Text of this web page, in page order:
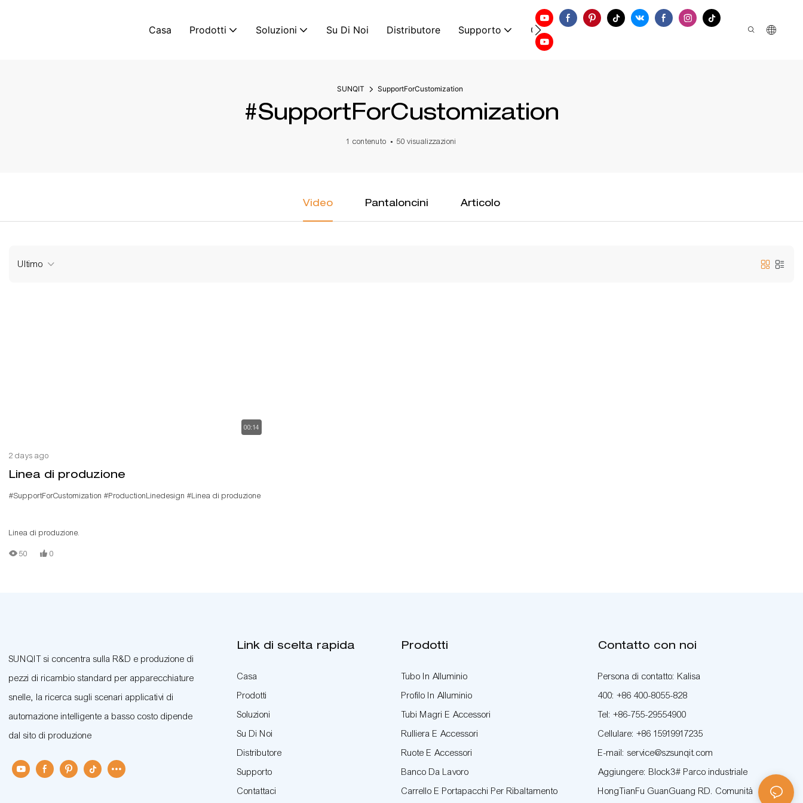
Casa Prodotti Soluzioni Su Di Noi Distributore Supporto Contattaci
SUNQIT SupportForCustomization
#SupportForCustomization
1 contenuto 50 visualizzazioni
Video Pantaloncini Articolo
Ultimo
00:14
2 days ago
Linea di produzione
#SupportForCustomization #ProductionLinedesign #Linea di produzione
Linea di produzione.
50 0
SUNQIT si concentra sulla R&D e produzione di
pezzi di ricambio standard per apparecchiature
snelle, la ricerca sugli scenari applicativi di
automazione intelligente a basso costo dipende
dal sito di produzione
Link di scelta rapida
Casa
Prodotti
Soluzioni
Su Di Noi
Distributore
Supporto
Contattaci
Prodotti
Tubo In Alluminio
Profilo In Alluminio
Tubi Magri E Accessori
Rulliera E Accessori
Ruote E Accessori
Banco Da Lavoro
Carrello E Portapacchi Per Ribaltamento
Contatto con noi
Persona di contatto: Kalisa
400: +86 400-8055-828
Tel: +86-755-29554900
Cellulare: +86 15919917235
E-mail: service@szsunqit.com
Aggiungere: Block3# Parco industriale
HongTianFu GuanGuang RD. Comunità